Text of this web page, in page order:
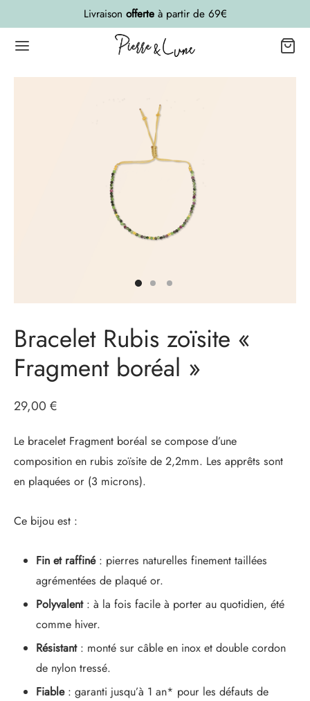
Livraison offerteà partir de 69€
Bracelet Rubis zoïsite «
Fragment boréal »
29,00 €
Le bracelet Fragment boréal se compose d’une
composition en rubis zoïsite de 2,2mm. Les apprêts sont
en plaquées or (3 microns).
Ce bijou est :
Fin et raffiné: pierres naturelles finement taillées
agrémentées de plaqué or.
Polyvalent: à la fois facile à porter au quotidien, été
comme hiver.
Résistant: monté sur câble en inox et double cordon
de nylon tressé.
Fiable: garanti jusqu’à 1 an* pour les défauts de